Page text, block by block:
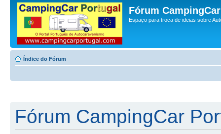
Fórum
Espaço para troca de ideias sobre
Índice do Fórum
Fórum CampingCar